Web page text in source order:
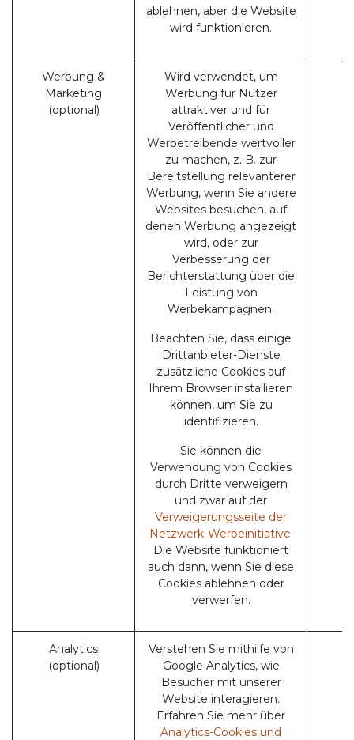
ablehnen, aber die Website
wird funktionieren.
Werbung &
Marketing
(optional)
Wird verwendet, um
Werbung für Nutzer
attraktiver und für
Veröffentlicher und
Werbetreibende wertvoller
zu machen, z. B. zur
Bereitstellung relevanterer
Werbung, wenn Sie andere
Websites besuchen, auf
denen Werbung angezeigt
wird, oder zur
Verbesserung der
Berichterstattung über die
Leistung von
Werbekampagnen.
Beachten Sie, dass einige
Drittanbieter-Dienste
zusätzliche Cookies auf
Ihrem Browser installieren
können, um Sie zu
identifizieren.
Sie können die
Verwendung von Cookies
durch Dritte verweigern
und zwar auf der
Verweigerungsseite der
Netzwerk-Werbeinitiative.
Die Website funktioniert
auch dann, wenn Sie diese
Cookies ablehnen oder
verwerfen.
Analytics
(optional)
Verstehen Sie mithilfe von
Google Analytics, wie
Besucher mit unserer
Website interagieren.
Erfahren Sie mehr über
Analytics-Cookies und